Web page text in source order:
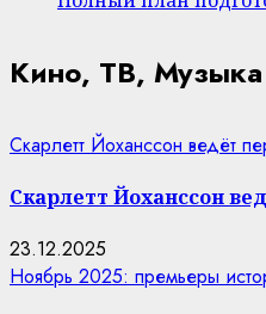
Кино, ТВ, Музыка
Скарлетт Йоханссон ведёт
Скарлетт Йоханссон
23.12.2025
Ноябрь 2025: премьеры